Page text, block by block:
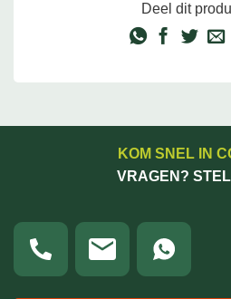
Deel dit
KOM SNEL IN
VRAGEN?